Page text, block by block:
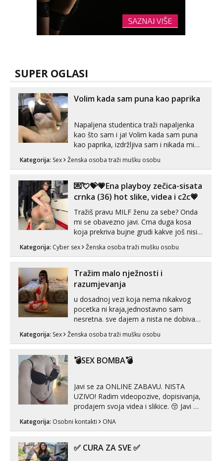
SUPER OGLASI
Volim kada sam puna kao paprika
Napaljena studentica traži napaljenka
kao što sam i ja! Volim kada sam puna
kao paprika, izdržljiva sam i nikada mi
puta dnevno bilo kad i bilo gdje zato se
link ispod i nadji me tamo, cekam te!
Kategorija: Sex Ženska osoba traži mušku osobu
💌💘💝💗Ena playboy zečica-sisata
crnka (36) hot slike, videa i c2c💗
Tražiš pravu MILF ženu za sebe? Onda
mi se obavezno javi. Crna duga kosa
koja prekriva bujne grudi kakve još nisi
vidio, čista ŠESTICA! A usne? O usnama
bolje da ni ne pričam. Prave pune usne
vjeruj mi, takve još nisi vidio. Uvijek sam
spremna za ONLOINE zabavu...
Kategorija: Cyber sex Ženska osoba traži mušku osobu
Tražim malo nježnosti i
razumjevanja
u dosadnoj vezi koja nema nikakvog
pocetka ni kraja,jednostavno sam
nesretna. sve dajem a nista ne dobivam
zadovoljiti moje potrebe,ne trazim puno
volim njezan seks i njezne poljupce po
Kategorija: Sex Ženska osoba traži mušku osobu
💣SEX BOMBA💣
Javi se za ONLINE ZABAVU. NISTA
UZIVO! Radim videopozive, dopisivanja,
prodajem svoja videa i slikice. 😚 Javi mi
Telegram. +385 91 723 0045
Kategorija: Osobni kontakti ONA
✅ CURA ZA SVE ✅